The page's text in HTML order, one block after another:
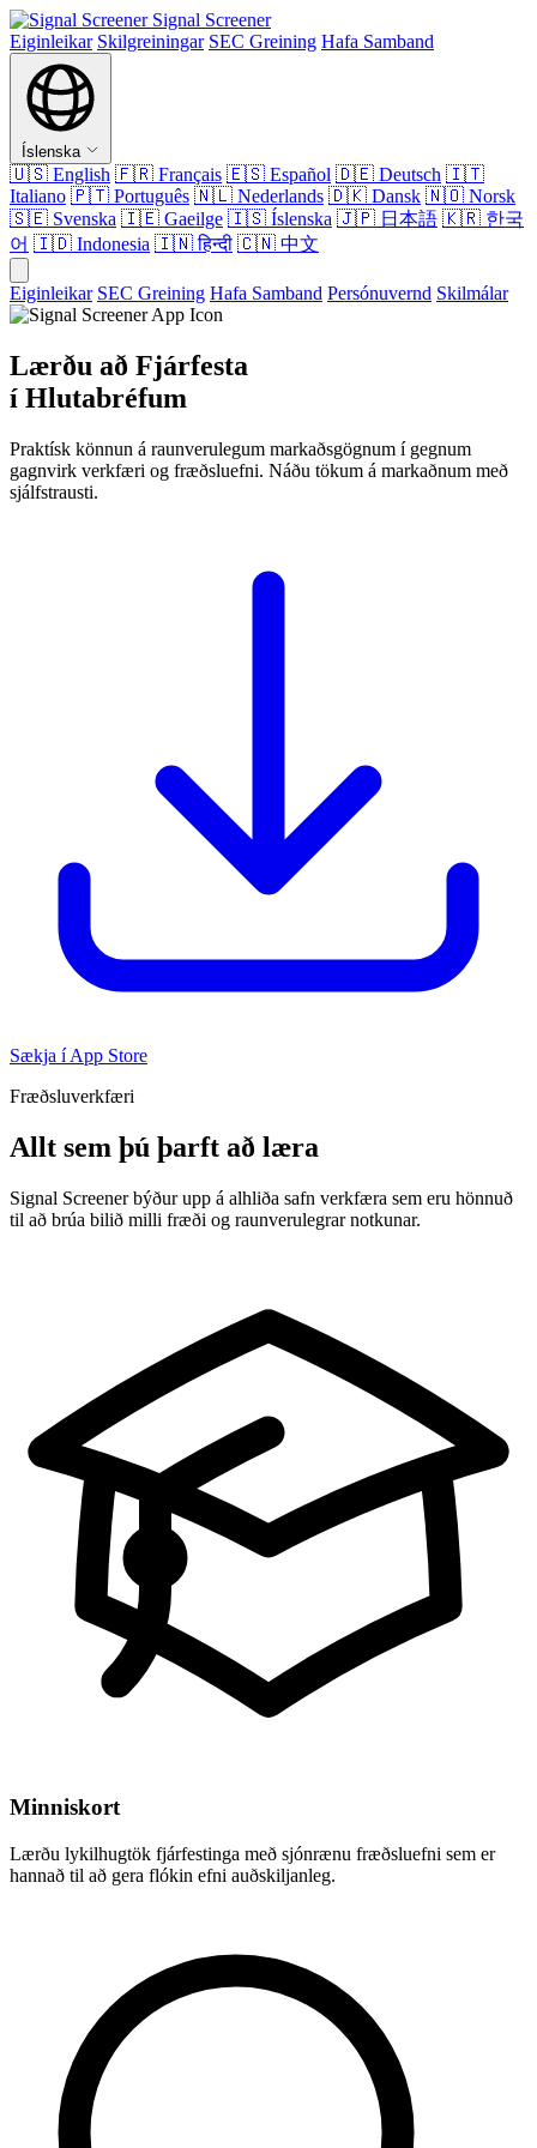
Signal Screener
Eiginleikar Skilgreiningar SEC Greining Hafa Samband
Íslenska
🇺🇸 English 🇫🇷 Français 🇪🇸 Español 🇩🇪 Deutsch 🇮🇹
Italiano 🇵🇹 Português 🇳🇱 Nederlands 🇩🇰 Dansk 🇳🇴 Norsk
🇸🇪 Svenska 🇮🇪 Gaeilge 🇮🇸 Íslenska 🇯🇵 日本語 🇰🇷 한국
어 🇮🇩 Indonesia 🇮🇳हिन्दी 🇨🇳 中文
Eiginleikar SEC Greining Hafa Samband Persónuvernd Skilmálar
Lærðu að Fjárfesta
í Hlutabréfum
Praktísk könnun á raunverulegum markaðsgögnum í gegnum
gagnvirk verkfæri og fræðsluefni. Náðu tökum á markaðnum með
sjálfstrausti.
Sækja í App Store
Fræðsluverkfæri
Allt sem þú þarft að læra
Signal Screener býður upp á alhliða safn verkfæra sem eru hönnuð
til að brúa bilið milli fræði og raunverulegrar notkunar.
Minniskort
Lærðu lykilhugtök fjárfestinga með sjónrænu fræðsluefni sem er
hannað til að gera flókin efni auðskiljanleg.